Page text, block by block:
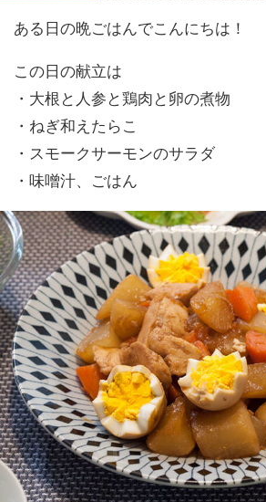
ある日の晩ごはんでこんにちは！
この日の献立は
・大根と人参と鶏肉と卵の煮物
・ねぎ和えたらこ
・スモークサーモンのサラダ
・味噌汁、ごはん